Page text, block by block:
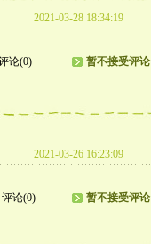
2021-03-28 18:34:19
论(0) 暂不接受评论
2021-03-26 16:23:09
评论(0) 暂不接受评论